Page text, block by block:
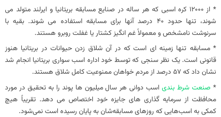
* از 12000 کره اسبی که هر ساله در صنایع مسابقه بریتانیا و ایرلند متولد می
شوند، تنها حدود 40 درصد آنها برای مسابقه استفاده می شوند. بقیه با
سرنوشت نامشخص و معمولاً غم انگیز کشتار یا غفلت روبرو هستند.
* مسابقه تنها زمینه ای است که در آن شلاق زدن حیوانات در بریتانیا هنوز
قانونی است. یک نظر سنجی که توسط خود اداره اسب سواری بریتانیا انجام شد
نشان داد که 57 درصد از مردم خواهان ممنوعیت کامل شلاق هستند.
* صنعت شرط بندیاسب دوانی هر سال میلیون ها پوند را به تحقیق در مورد
محافظت از سرمایه گذاری های جایزه خود اختصاص می دهد. تقریباً هیچ
کمکی به اسب‌هایی که روزهای مسابقه‌شان به پایان رسیده است نمی‌شود.